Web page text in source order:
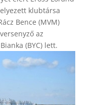
klubtársa
Bence (MVM)
az
(BYC) lett.